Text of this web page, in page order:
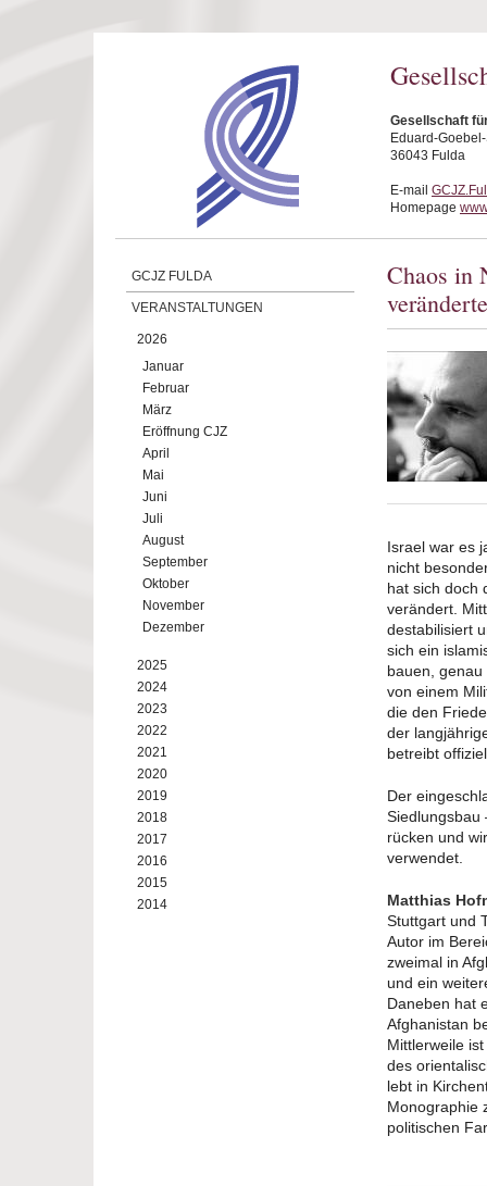
Gesellschaft
Eduard-
36043 Fulda
E-mail
Homepage
GCJZ FULDA
VERANSTALTUNGEN
2026
Januar
Februar
März
Eröffnung CJZ
April
Mai
Juni
Juli
August
September
Oktober
November
Dezember
2025
2024
2023
2022
2021
2020
2019
2018
2017
2016
2015
2014
Chaos in
Israel war es
nicht
hat sich doch
verändert.
destabilisiert
sich ein
bauen,
von einem
die den
der
betreibt
Der
Siedlungsbau
rücken und
verwendet.
Matthias
Stuttgart und
Autor im
zweimal in
und ein
Daneben hat
Afghanistan
Mittlerweile
des
lebt in
Monographie
politischen